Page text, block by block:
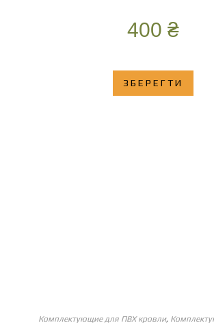
400 ₴
ЗБЕРЕГТИ
ОБЕРІТЬ ОПЦІЇ
Комплектующие для ПВХ кровли,